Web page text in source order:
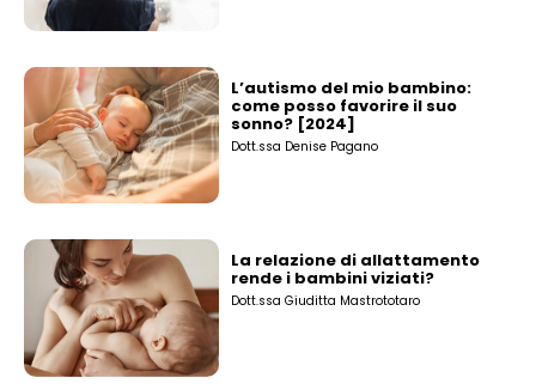
L’autismo del mio bambino:
come posso favorire il suo
sonno? [2024]
Dott.ssa Denise Pagano
La relazione di allattamento
rende i bambini viziati?
Dott.ssa Giuditta Mastrototaro